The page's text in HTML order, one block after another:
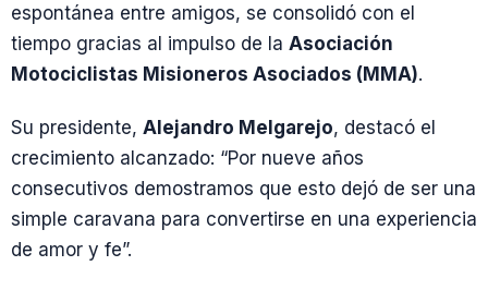
espontánea entre amigos, se consolidó con el
tiempo gracias al impulso de la Asociación
Motociclistas Misioneros Asociados (MMA).
Su presidente, Alejandro Melgarejo, destacó el
crecimiento alcanzado: “Por nueve años
consecutivos demostramos que esto dejó de ser una
simple caravana para convertirse en una experiencia
de amor y fe”.